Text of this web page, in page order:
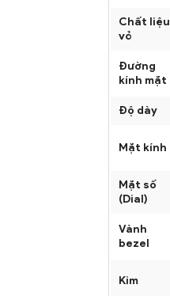
Chất liệu
vỏ
Đường
kính mặt
Độ dày
Mặt kính
Mặt số
(Dial)
Vành
bezel
Kim